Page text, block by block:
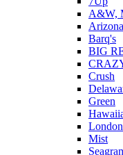
A&W,
Arizona
Barq's
BIG
Crush
Green
Mist